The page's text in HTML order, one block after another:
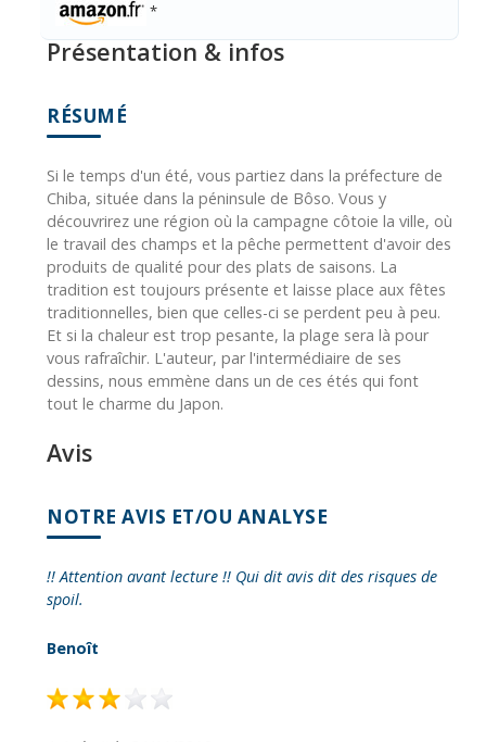
*
Présentation & infos
RÉSUMÉ
Si le temps d'un été, vous partiez dans la préfecture de
Chiba, située dans la péninsule de Bôso. Vous y
découvrirez une région où la campagne côtoie la ville, où
le travail des champs et la pêche permettent d'avoir des
produits de qualité pour des plats de saisons. La
tradition est toujours présente et laisse place aux fêtes
traditionnelles, bien que celles-ci se perdent peu à peu.
Et si la chaleur est trop pesante, la plage sera là pour
vous rafraîchir. L'auteur, par l'intermédiaire de ses
dessins, nous emmène dans un de ces étés qui font
tout le charme du Japon.
Avis
NOTRE AVIS ET/OU ANALYSE
!! Attention avant lecture !! Qui dit avis dit des risques de
spoil.
Benoît